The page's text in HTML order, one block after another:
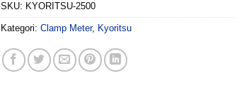
SKU: KYORITSU-2500
Kategori: Clamp Meter, Kyoritsu